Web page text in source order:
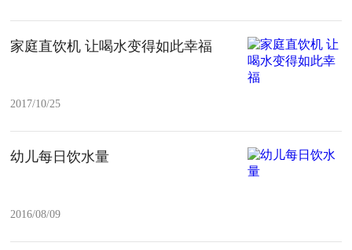
家庭直饮机 让喝水变得如此幸福
2017/10/25
幼儿每日饮水量
2016/08/09